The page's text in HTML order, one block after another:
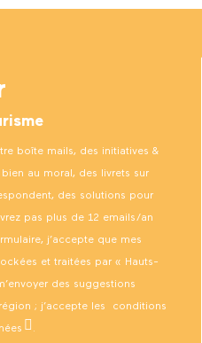
boîte mails, des initiatives &
au moral, des livrets sur
des solutions pour
pas plus de 12 emails/an
j’accepte que mes
et traitées par « Hauts-
des suggestions
; j’accepte les conditions
.